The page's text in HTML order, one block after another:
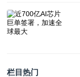
栏目热门